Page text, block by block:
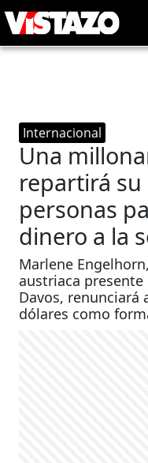
Internacional
Una
repartirá su
personas
dinero a la
Marlene
austriaca
Davos, renunciará
dólares como